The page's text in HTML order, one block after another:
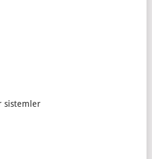
sistemler